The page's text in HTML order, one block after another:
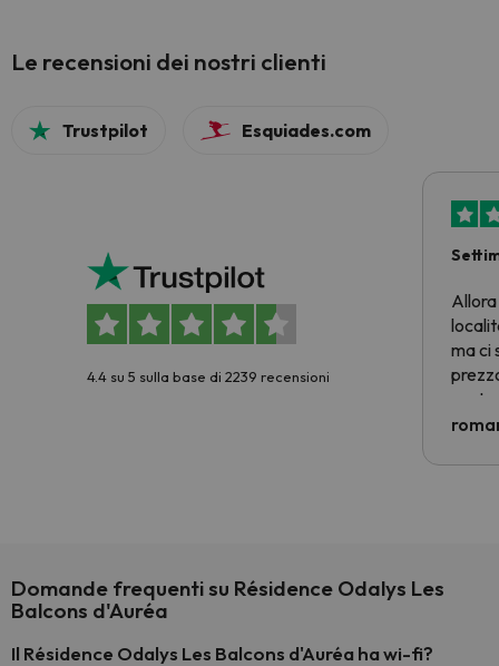
Le recensioni dei nostri clienti
Trustpilot Esquiades.com
4.4 su 5 sulla base di 2239 recensioni
Allora
ma ci
Domande frequenti su Résidence Odalys Les
Balcons d'Auréa
Il Résidence Odalys Les Balcons d'Auréa ha wi-fi?